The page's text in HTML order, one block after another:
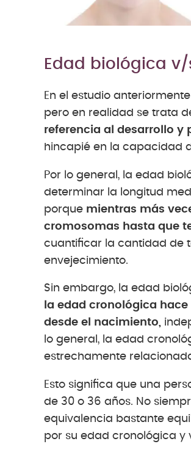
Edad biológica
En el estudio
pero en realidad se trata
referencia al desarrollo y
hincapié en la capacidad
Por lo general, la edad
determinar la longitud
porque mientras más
cromosomas hasta que
cuantificar la cantidad de
envejecimiento.
Sin embargo, la edad
la edad cronológica
desde el nacimiento,
lo general, la edad
estrechamente
Esto significa que una
de 30 o 36 años. No
equivalencia bastante
por su edad cronológica y